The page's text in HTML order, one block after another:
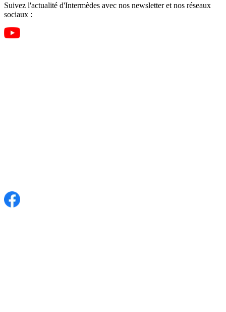
Suivez l'actualité d'Intermèdes avec nos newsletter et nos réseaux
sociaux :